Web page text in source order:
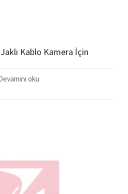
Kablo Kamera İçin
oku